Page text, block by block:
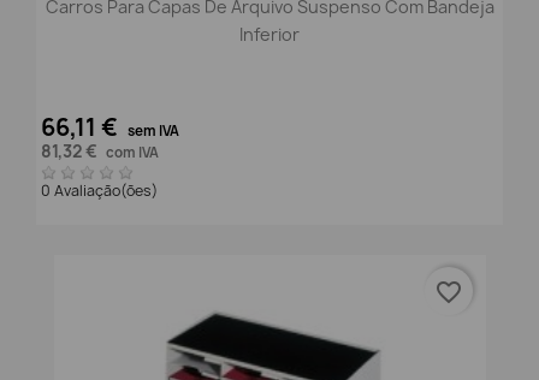
Carros Para Capas De Arquivo Suspenso Com Bandeja
Inferior
66,11 € sem IVA
81,32 € com IVA
0 Avaliação(ões)
favorite_border